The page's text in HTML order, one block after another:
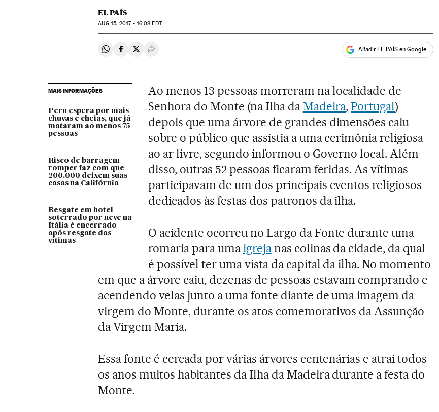
EL PAÍS
AUG15, 2017 - 16:08 EDT
Compartir en Whatsapp
Compartir en Facebook
Compartir en Twitter
Desplegar Redes Sociales Añadir EL PAÍS en Google
MAIS INFORMAÇÕES
Peru espera por mais
chuvas e cheias, que já
mataram ao menos 75
pessoas
Risco de barragem
romper faz com que
200.000 deixem suas
casas na Califórnia
Resgate em hotel
soterrado por neve na
Itália é encerrado
após resgate das
vítimas
Ao menos 13 pessoas morreram na localidade de
Senhora do Monte (na Ilha daMadeira,Portugal)
depois que uma árvore de grandes dimensões caiu
sobre o público que assistia a uma cerimônia religiosa
ao ar livre, segundo informou o Governo local. Além
disso, outras 52 pessoas ficaram feridas. As vítimas
participavam de um dos principais eventos religiosos
dedicados às festas dos patronos da ilha.
O acidente ocorreu no Largo da Fonte durante uma
romaria para umaigrejanas colinas da cidade, da qual
é possível ter uma vista da capital da ilha. No momento
em que a árvore caiu, dezenas de pessoas estavam comprando e
acendendo velas junto a uma fonte diante de uma imagem da
virgem do Monte, durante os atos comemorativos da Assunção
da Virgem Maria.
Essa fonte é cercada por várias árvores centenárias e atrai todos
os anos muitos habitantes da Ilha da Madeira durante a festa do
Monte.